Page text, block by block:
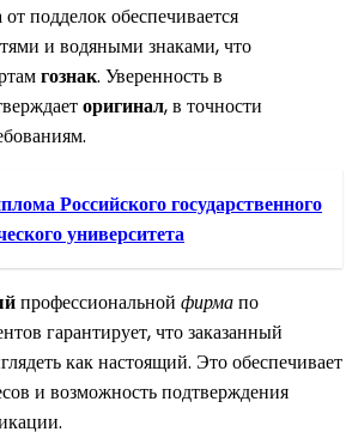
подделок обеспечивается
и водяными знаками, что
гознак. Уверенность в
оригинал, в точности
Российского государственного
университета
профессиональной фирмапо
гарантирует, что заказанный
как настоящий. Это обеспечивает
и возможность подтверждения